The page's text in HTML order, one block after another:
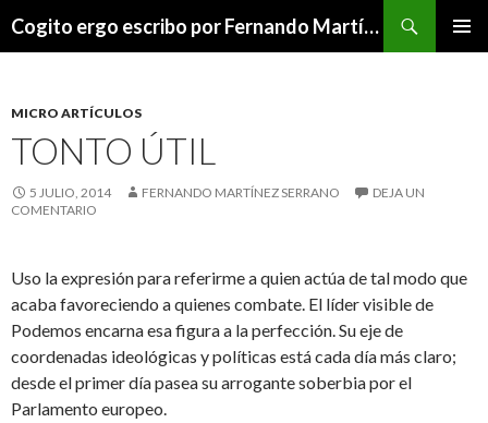
Cogito ergo escribo por Fernando Martínez Serrano
MICRO ARTÍCULOS
TONTO ÚTIL
5 JULIO, 2014 FERNANDO MARTÍNEZ SERRANO
DEJA UN
COMENTARIO
Uso la expresión para referirme a quien actúa de tal modo que
acaba favoreciendo a quienes combate. El líder visible de
Podemos encarna esa figura a la perfección. Su eje de
coordenadas ideológicas y políticas está cada día más claro;
desde el primer día pasea su arrogante soberbia por el
Parlamento europeo.